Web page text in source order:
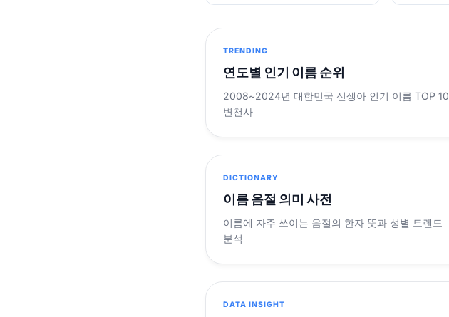
TRENDING
연도별 인기 이름 순위
2008~2024년 대한민국 신생아 인기 이름 TOP 10
변천사
DICTIONARY
이름 음절 의미 사전
이름에 자주 쓰이는 음절의 한자 뜻과 성별 트렌드
분석
DATA INSIGHT